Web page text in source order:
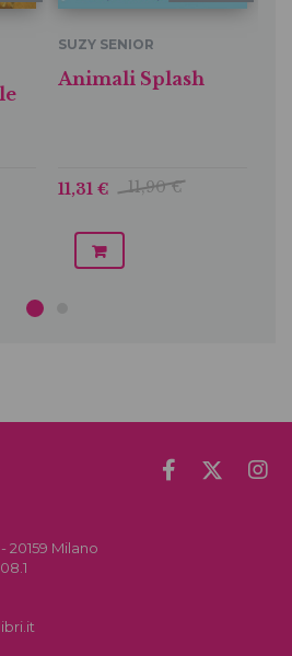
SUZY SENIOR
Animali Splash
11,90 €
11,31 €
20159 Milano